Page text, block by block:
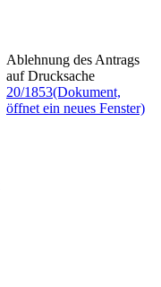
Ablehnung des Antrags
auf Drucksache
20/1853(Dokument,
öffnet ein neues Fenster)